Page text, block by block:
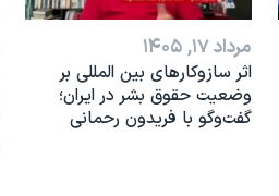
مرداد ۱۷, ۱۴۰۵
اثر ساز‌و‌کارهای بین المللی بر
وضعیت حقوق بشر در ایران؛
گفت‌وگو با فریدون رحمانی